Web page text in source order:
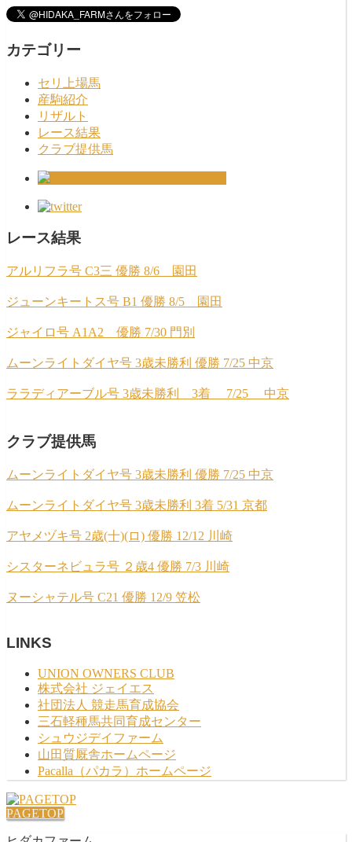
カテゴリー
セリ上場馬
産駒紹介
リザルト
レース結果
クラブ提供馬
レース結果
アルリフラ号 C3三 優勝 8/6 園田
ジューンキートス号 B1 優勝 8/5 園田
ジャイロ号 A1A2 優勝 7/30 門別
ムーンライトダイヤ号 3歳未勝利 優勝 7/25 中京
ララディアーブル号 3歳未勝利 3着 7/25 中京
クラブ提供馬
ムーンライトダイヤ号 3歳未勝利 優勝 7/25 中京
ムーンライトダイヤ号 3歳未勝利 3着 5/31 京都
アヤメヅキ号 2歳(十)(ロ) 優勝 12/12 川崎
シスターネビュラ号 ２歳4 優勝 7/3 川崎
ヌーシャテル号 C21 優勝 12/9 笠松
LINKS
UNION OWNERS CLUB
株式会社 ジェイエス
社団法人 競走馬育成協会
三石軽種馬共同育成センター
シュウジデイファーム
山田質厩舎ホームページ
Pacalla（パカラ）ホームページ
PAGETOP